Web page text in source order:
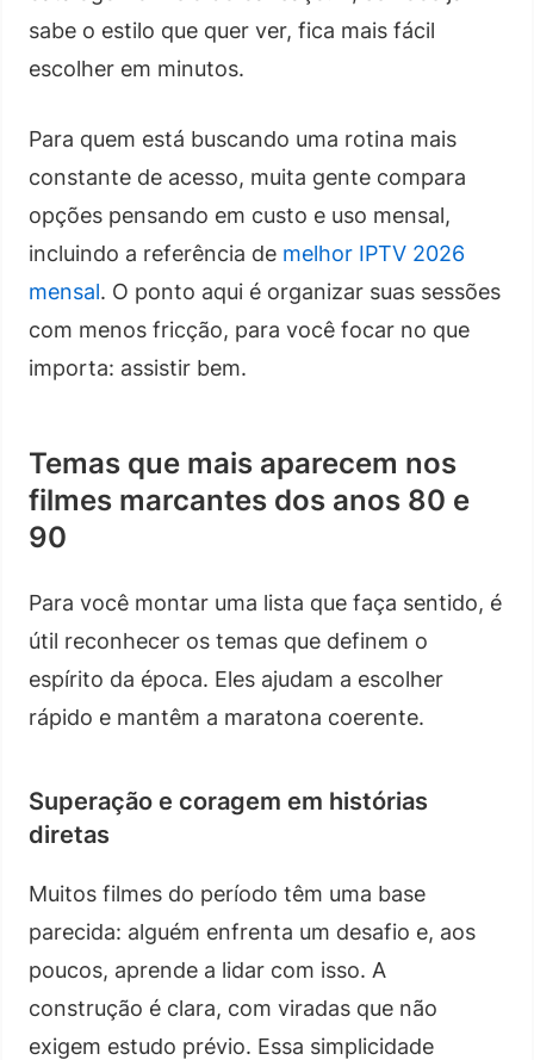
sabe o estilo que quer ver, fica mais fácil
escolher em minutos.
Para quem está buscando uma rotina mais
constante de acesso, muita gente compara
opções pensando em custo e uso mensal,
incluindo a referência de melhor IPTV 2026
mensal. O ponto aqui é organizar suas sessões
com menos fricção, para você focar no que
importa: assistir bem.
Temas que mais aparecem nos
filmes marcantes dos anos 80 e
90
Para você montar uma lista que faça sentido, é
útil reconhecer os temas que definem o
espírito da época. Eles ajudam a escolher
rápido e mantêm a maratona coerente.
Superação e coragem em histórias
diretas
Muitos filmes do período têm uma base
parecida: alguém enfrenta um desafio e, aos
poucos, aprende a lidar com isso. A
construção é clara, com viradas que não
exigem estudo prévio. Essa simplicidade